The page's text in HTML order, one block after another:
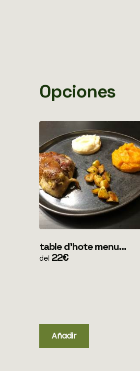
Opciones
table d'hote menu
simple (uniquement soir)
del 22€
Añadir